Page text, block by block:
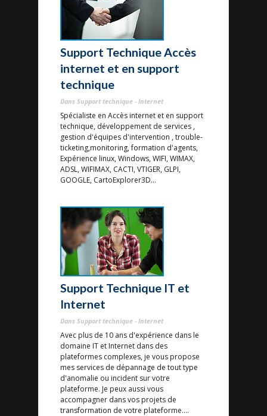
Support Technique Accès
internet et en support
technique
Dans Support technique - Internet
Spécialiste en Accès internet et en support
technique, développement de services ,
gestion d'équipes d'intervention , trouble-
ticketing,monitoring, formation d'agents,
Expérience linux, Windows, WIFI, WIMAX,
ADSL, WIFIMAX, CACTI, VTIGER, GLPI,
GOOGLE, CartoExplorer3D...
Support Technique IT et
Internet
Dans Support technique - Internet
Avec plus de 10 ans d'expérience dans le
domaine IT et Internet dans des
plateformes complexes, je vous propose
mes services de dépannage de tout type
d'anomalie ou incident sur votre
plateforme. Je peux aussi vous
accompagner dans vos projets de
transformation de votre plateforme....